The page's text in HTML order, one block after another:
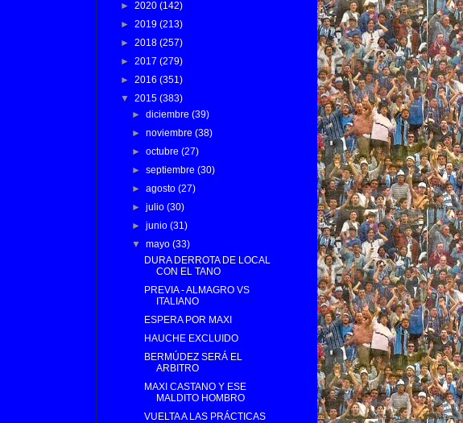
► 2020 (142)
► 2019 (213)
► 2018 (257)
► 2017 (279)
► 2016 (351)
▼ 2015 (383)
►diciembre(39)
►noviembre(38)
►octubre(27)
►septiembre(30)
►agosto(27)
►julio(30)
►junio(31)
▼mayo(33)
DURA DERROTA DE LOCAL
CON EL TANO
PREVIA - ALMAGRO VS
ITALIANO
ESPERA POR MAXI
HAUCHE EXCLUIDO
BERMÚDEZ SERÁ EL
ARBITRO
MAXI CASTANO Y ESE
MALDITO HOMBRO
VUELTA A LAS PRÁCTICAS